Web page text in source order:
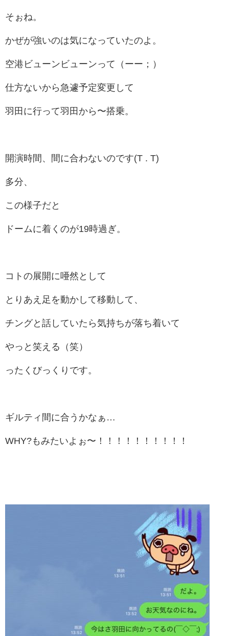
そぉね。
かぜが強いのは気になっていたのよ。
空港ビューンビューンって（ーー；）
仕方ないから急遽予定変更して
羽田に行って羽田から〜搭乗。
開演時間、間に合わないのです(T . T)
多分、
この様子だと
ドームに着くのが19時過ぎ。
コトの展開に唖然として
とりあえ足を動かして移動して、
チングと話していたら気持ちが落ち着いて
やっと笑える（笑）
ったくびっくりです。
ギルティ間に合うかなぁ…
WHY?もみたいよぉ〜！！！！！！！！！！